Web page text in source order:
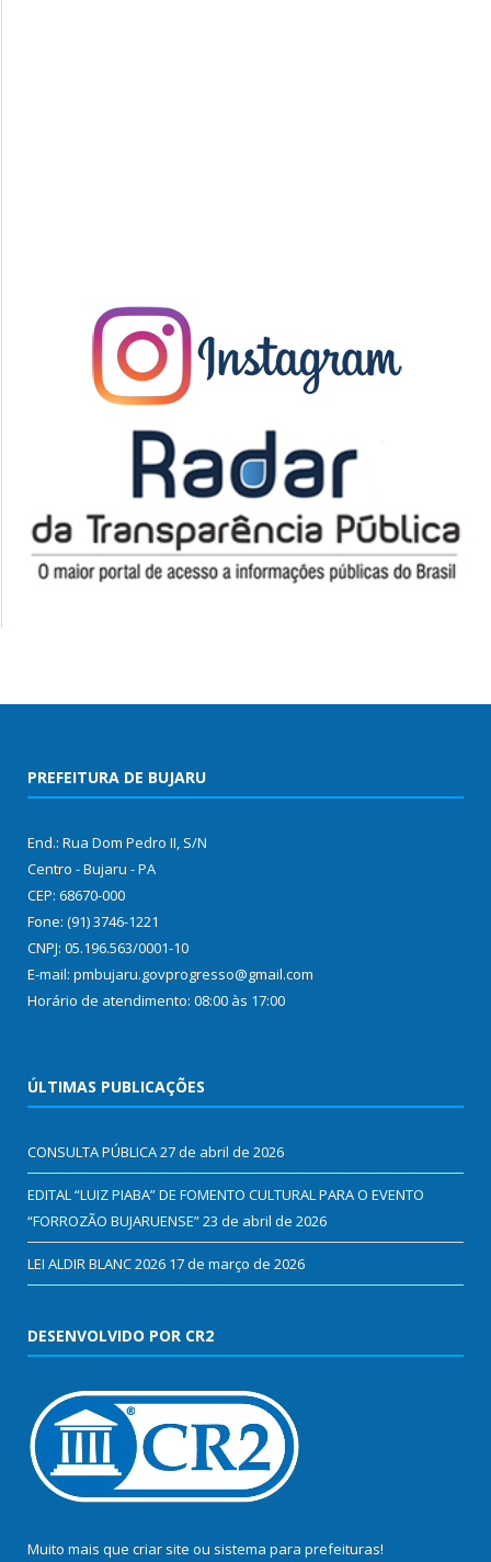
PREFEITURA DE BUJARU
End.: Rua Dom Pedro II, S/N
Centro - Bujaru - PA
CEP: 68670-000
Fone: (91) 3746-1221
CNPJ: 05.196.563/0001-10
E-mail: pmbujaru.govprogresso@gmail.com
Horário de atendimento: 08:00 às 17:00
ÚLTIMAS PUBLICAÇÕES
CONSULTA PÚBLICA27 de abril de 2026
EDITAL “LUIZ PIABA” DE FOMENTO CULTURAL PARA O EVENTO
“FORROZÃO BUJARUENSE”23 de abril de 2026
LEI ALDIR BLANC 2026 17 de março de 2026
DESENVOLVIDO POR CR2
Muito mais que criar site ou sistema para prefeituras!